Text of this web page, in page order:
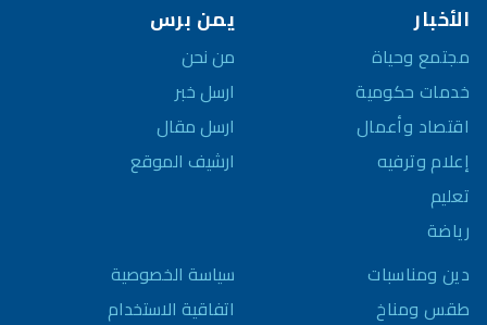
الأخبار
مجتمع وحياة
خدمات حكومية
اقتصاد وأعمال
إعلام وترفيه
تعليم
رياضة
دين ومناسبات
طقس ومناخ
يمن برس
من نحن
ارسل خبر
ارسل مقال
ارشيف الموقع
سياسة الخصوصية
اتفاقية الاستخدام